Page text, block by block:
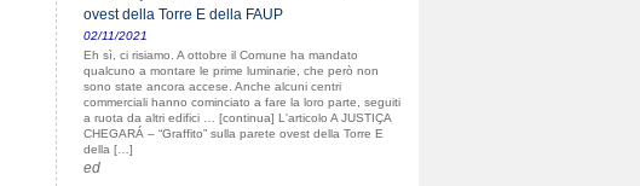
manga
la solita cenetta con gli ex apneisti e… [
18/10/2008
giuseppe
Ciao Non so se sia il caso di pubblicare quanto scrivo, ti
scrivo perchè rintraccio ironia e indipendenza intellettuale
nei… [leggi tutto »]
ovest della Torre E della FAUP
02/11/2021
Eh sì, ci risiamo. A ottobre il Comune ha mandato
qualcuno a montare le prime luminarie, che però non
sono state ancora accese. Anche alcuni centri
commerciali hanno cominciato a fare la loro parte, seguiti
a ruota da altri edifici … [continua] L'articolo A JUSTIÇA
CHEGARÁ – “Graffito” sulla parete ovest della Torre E
della […]
ed